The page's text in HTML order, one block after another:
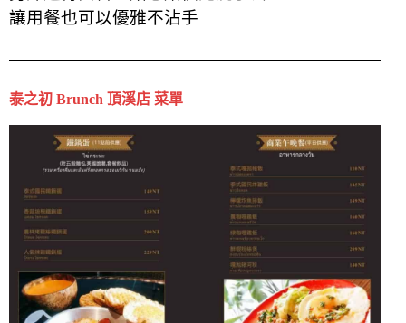
讓用餐也可以優雅不沾手
泰之初 Brunch 頂溪店 菜單